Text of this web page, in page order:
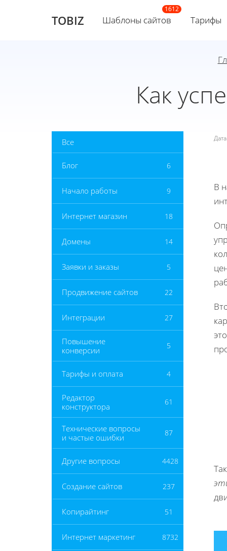
TOBIZ Шаблоны сайтов Тарифы
Как
Все
Блог 6
Начало работы 9
Интернет магазин 18
Домены 14
Заявки и заказы 5
Продвижение сайтов 22
Интеграции 27
Повышение
конверсии
5
Тарифы и оплата 4
Редактор
конструктора
61
Технические вопросы
и частые ошибки
87
Другие вопросы 4428
Создание сайтов 237
Копирайтинг 51
Интернет маркетинг 8732
В